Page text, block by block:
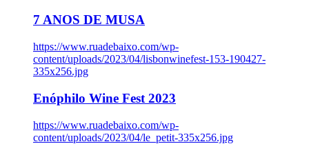
7 ANOS DE MUSA
https://www.ruadebaixo.com/wp-
content/uploads/2023/04/lisbonwinefest-153-190427-
335x256.jpg
Enóphilo Wine Fest 2023
https://www.ruadebaixo.com/wp-
content/uploads/2023/04/le_petit-335x256.jpg